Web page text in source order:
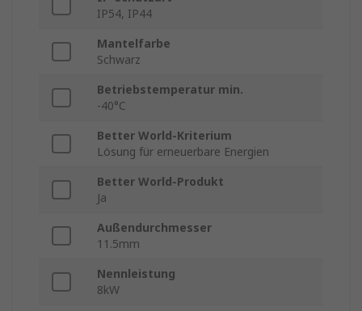
IP54, IP44
Mantelfarbe
Schwarz
Betriebstemperatur min.
-40°C
Better World-Kriterium
Lösung für erneuerbare Energien
Better World-Produkt
Ja
Außendurchmesser
11.5mm
Nennleistung
8kW